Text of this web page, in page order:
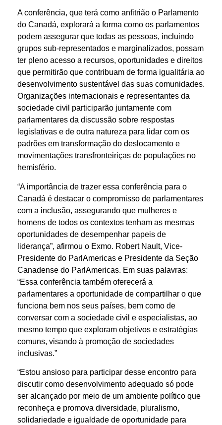
A conferência, que terá como anfitrião o Parlamento
do Canadá, explorará a forma como os parlamentos
podem assegurar que todas as pessoas, incluindo
grupos sub-representados e marginalizados, possam
ter pleno acesso a recursos, oportunidades e direitos
que permitirão que contribuam de forma igualitária ao
desenvolvimento sustentável das suas comunidades.
Organizações internacionais e representantes da
sociedade civil participarão juntamente com
parlamentares da discussão sobre respostas
legislativas e de outra natureza para lidar com os
padrões em transformação do deslocamento e
movimentações transfronteiriças de populações no
hemisfério.
“A importância de trazer essa conferência para o
Canadá é destacar o compromisso de parlamentares
com a inclusão, assegurando que mulheres e
homens de todos os contextos tenham as mesmas
oportunidades de desempenhar papeis de
liderança”, afirmou o Exmo. Robert Nault, Vice-
Presidente do ParlAmericas e Presidente da Seção
Canadense do ParlAmericas. Em suas palavras:
“Essa conferência também oferecerá a
parlamentares a oportunidade de compartilhar o que
funciona bem nos seus países, bem como de
conversar com a sociedade civil e especialistas, ao
mesmo tempo que exploram objetivos e estratégias
comuns, visando à promoção de sociedades
inclusivas.”
“Estou ansioso para participar desse encontro para
discutir como desenvolvimento adequado só pode
ser alcançado por meio de um ambiente político que
reconheça e promova diversidade, pluralismo,
solidariedade e igualdade de oportunidade para